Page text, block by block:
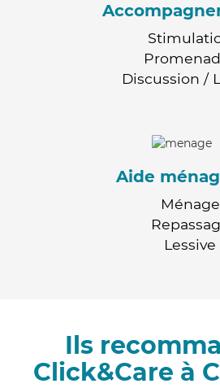
Discussion /
Aide
Ménage
Lessive
Ils
Click&Care à